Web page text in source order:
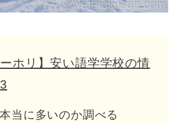
ーホリ】安い語学学校の情
当に多いのか調べる